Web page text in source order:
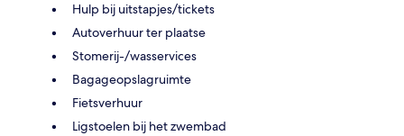
Hulp bij uitstapjes/tickets
Autoverhuur ter plaatse
Stomerij-/wasservices
Bagageopslagruimte
Fietsverhuur
Ligstoelen bij het zwembad